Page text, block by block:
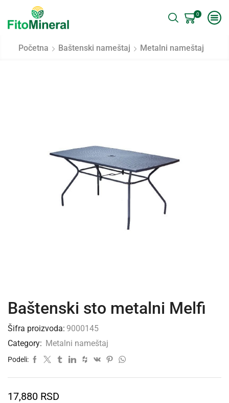
0
Početna Baštenski nameštaj Metalni nameštaj
Baštenski sto metalni Melfi
Šifra proizvoda: 9000145
Category: Metalni nameštaj
Podeli:
17,880 RSD